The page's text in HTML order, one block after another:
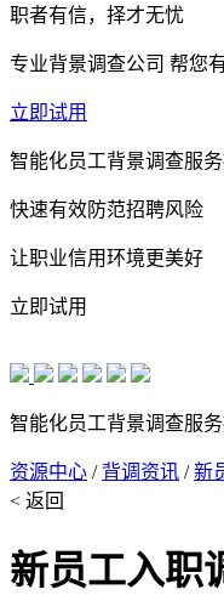
职者有信，择才无忧
专业背景调查公司 帮您
立即试用
智能化员工背景调查服
快速有效防范招聘风险
让职业信用环境更美好
立即试用
智能化员工背景调查服
资源中心 / 背调资讯 /新
< 返回
新员工入职